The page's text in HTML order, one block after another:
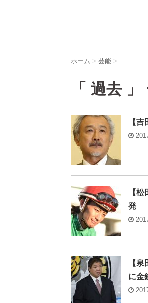
ホーム > 芸能 >
「 過去
【
【
発
【
に金